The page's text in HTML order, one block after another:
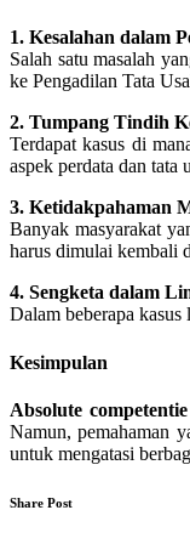
1. Kesalahan dalam
Salah satu masalah
ke Pengadilan Tata
2. Tumpang Tindih
Terdapat kasus di
aspek perdata dan tata
3. Ketidakpahaman
Banyak masyarakat
harus dimulai kembali
4. Sengketa dalam
Dalam beberapa
Kesimpulan
Absolute competentie
Namun, pemahaman
untuk mengatasi
Share Post